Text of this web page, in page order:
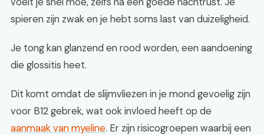
spieren zijn zwak en je hebt soms last van duizeligheid.
Je tong kan glanzend en rood worden, een aandoening
die glossitis heet.
Dit komt omdat de slijmvliezen in je mond gevoelig zijn
voor B12 gebrek, wat ook invloed heeft op de
aanmaak van myeline. Er zijn risicogroepen waarbij een